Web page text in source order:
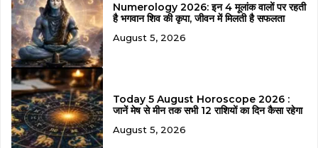
Numerology 2026: इन 4 मूलांक वालों पर रहती
है भगवान शिव की कृपा, जीवन में मिलती है सफलता
August 5, 2026
Today 5 August Horoscope 2026 :
जानें मेष से मीन तक सभी 12 राशियों का दिन कैसा रहेगा
August 5, 2026